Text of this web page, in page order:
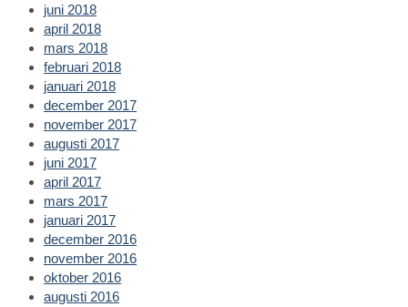
juni 2018
april 2018
mars 2018
februari 2018
januari 2018
december 2017
november 2017
augusti 2017
juni 2017
april 2017
mars 2017
januari 2017
december 2016
november 2016
oktober 2016
augusti 2016